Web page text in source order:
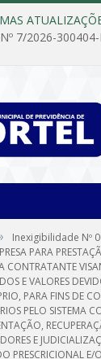
Inexigibilidade Nº
PARA
CONTRATANTE
E VALORES
PARA FINS DE
PELO SISTEMA
E
PRESCRICIONAL E/